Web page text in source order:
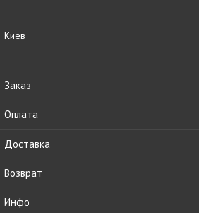
Киев
Заказ
Оплата
Доставка
Возврат
Инфо